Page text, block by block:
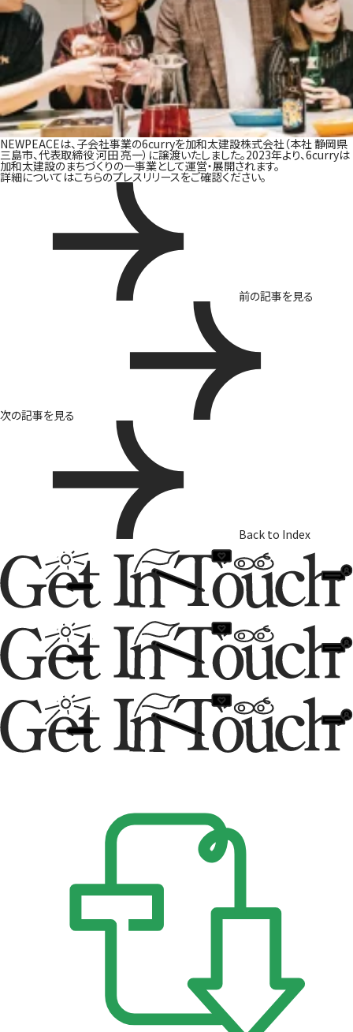
NEWPEACEは、子会社事業の6curryを加和太建設株式会社（本社 静岡県
三島市、代表取締役 河田 亮一）に譲渡いたしました。2023年より、6curryは
加和太建設のまちづくりの一事業として運営・展開されます。
詳細についてはこちらのプレスリリースをご確認ください。
前の記事を見る
次の記事を見る
Back to Index